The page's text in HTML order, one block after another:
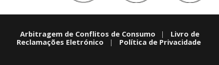
Arbitragem de Conflitos de Consumo |
Livro de
Reclamações Eletrónico
| Política de Privacidade